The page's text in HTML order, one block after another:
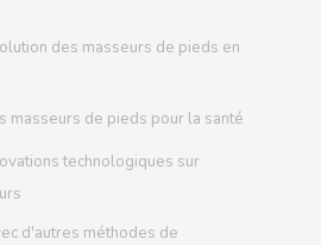
des masseurs de pieds en
masseurs de pieds pour la santé
technologiques sur
d'autres méthodes de